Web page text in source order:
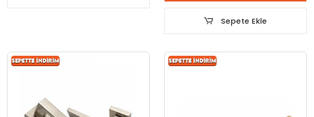
Sepete Ekle